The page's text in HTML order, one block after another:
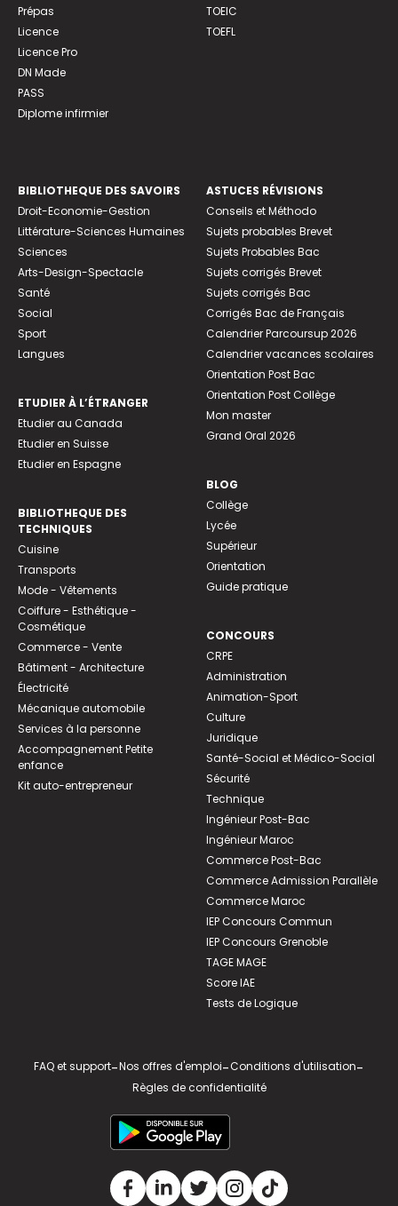
Prépas
Licence
Licence Pro
DN Made
PASS
Diplome infirmier
TOEIC
TOEFL
BIBLIOTHEQUE DES SAVOIRS
Droit-Economie-Gestion
Littérature-Sciences Humaines
Sciences
Arts-Design-Spectacle
Santé
Social
Sport
Langues
ETUDIER À L’ÉTRANGER
Etudier au Canada
Etudier en Suisse
Etudier en Espagne
BIBLIOTHEQUE DES
TECHNIQUES
Cuisine
Transports
Mode - Vêtements
Coiffure - Esthétique -
Cosmétique
Commerce - Vente
Bâtiment - Architecture
Électricité
Mécanique automobile
Services à la personne
Accompagnement Petite
enfance
Kit auto-entrepreneur
ASTUCES RÉVISIONS
Conseils et Méthodo
Sujets probables Brevet
Sujets Probables Bac
Sujets corrigés Brevet
Sujets corrigés Bac
Corrigés Bac de Français
Calendrier Parcoursup 2026
Calendrier vacances scolaires
Orientation Post Bac
Orientation Post Collège
Mon master
Grand Oral 2026
BLOG
Collège
Lycée
Supérieur
Orientation
Guide pratique
CONCOURS
CRPE
Administration
Animation-Sport
Culture
Juridique
Santé-Social et Médico-Social
Sécurité
Technique
Ingénieur Post-Bac
Ingénieur Maroc
Commerce Post-Bac
Commerce Admission Parallèle
Commerce Maroc
IEP Concours Commun
IEP Concours Grenoble
TAGE MAGE
Score IAE
Tests de Logique
FAQ et support-Nos offres d'emploi-Conditions d'utilisation-
Règles de confidentialité